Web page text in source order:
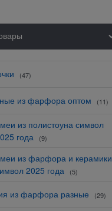
(47)
из фарфора оптом (11)
из полистоуна символ
года
(9)
из фарфора и керамики
2025 года
(5)
из фарфора разные (29)